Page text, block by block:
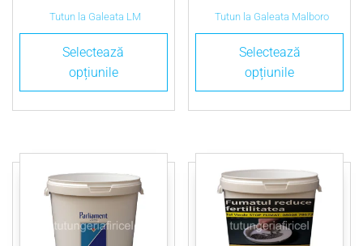
Tutun la Galeata LM
Selectează
opțiunile
Tutun la Galeata Malboro
Selectează
opțiunile